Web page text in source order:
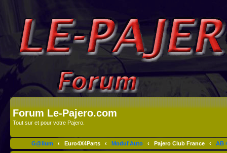
Forum Le-Pajero.com
Tout sur et pour votre Pajero.
G@lium ‹ Euro4X4Parts ‹ Modul'Auto ‹ Pajero Club France ‹ AB